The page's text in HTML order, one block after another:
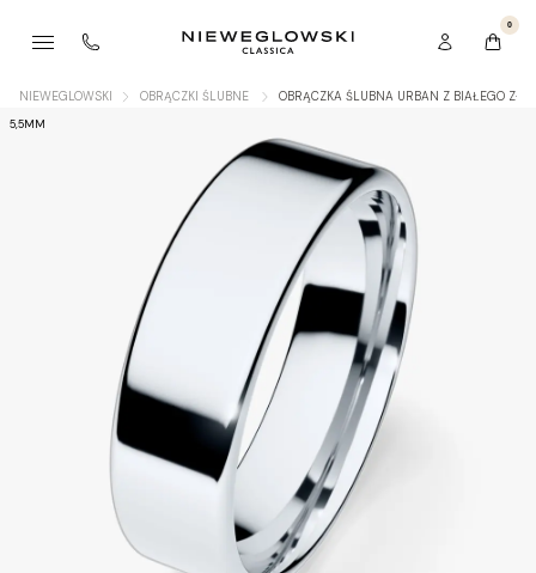
0
NIEWEGLOWSKI OBRĄCZKI ŚLUBNE OBRĄCZKA ŚLUBNA URBAN Z BIAŁEGO
5,5MM